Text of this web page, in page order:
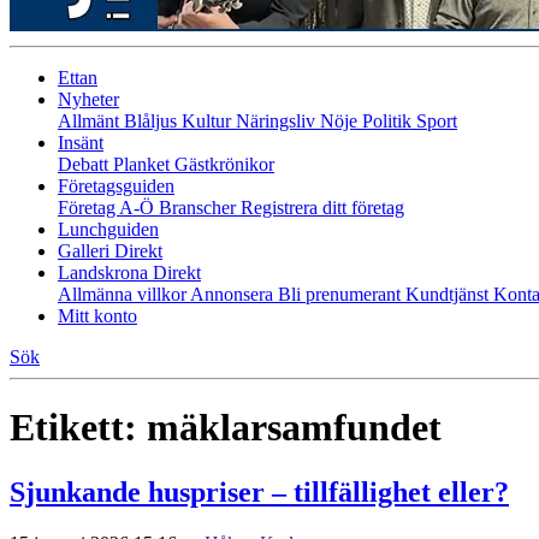
Ettan
Nyheter
Allmänt Blåljus KulturNäringsliv Nöje Politik Sport
Insänt
Debatt Planket Gästkrönikor
Företagsguiden
Företag A-Ö BranscherRegistrera ditt företag
Lunchguiden
Galleri Direkt
Landskrona Direkt
Allmänna villkorAnnonsera Bli prenumerant Kundtjänst
Mitt konto
Sök
Etikett: mäklarsamfundet
Sjunkande huspriser – tillfällighet eller?